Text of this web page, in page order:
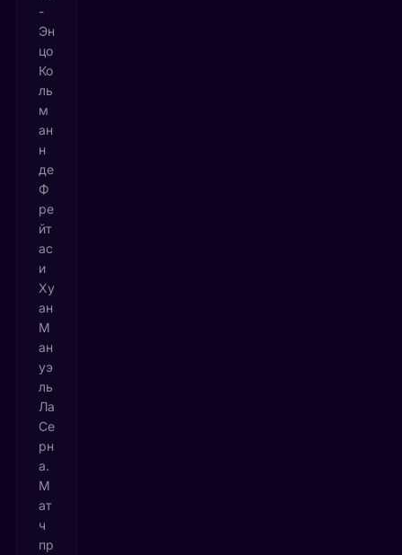
-
Эн
цо
Ко
ль
м
ан
н
де
Ф
ре
йт
ас
и
Ху
ан
М
ан
уэ
ль
Ла
Се
рн
а.
М
ат
ч
пр